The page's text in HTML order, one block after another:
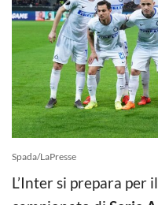
Spada/LaPresse
L’Inter si prepara